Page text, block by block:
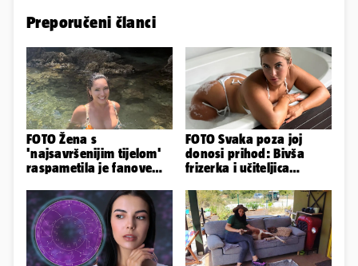
Preporučeni članci
FOTO Žena s
'najsavršenijim tijelom'
raspametila je fanove
plićaka
FOTO Svaka poza joj
donosi prihod: Bivša
frizerka i učiteljica
Instagram